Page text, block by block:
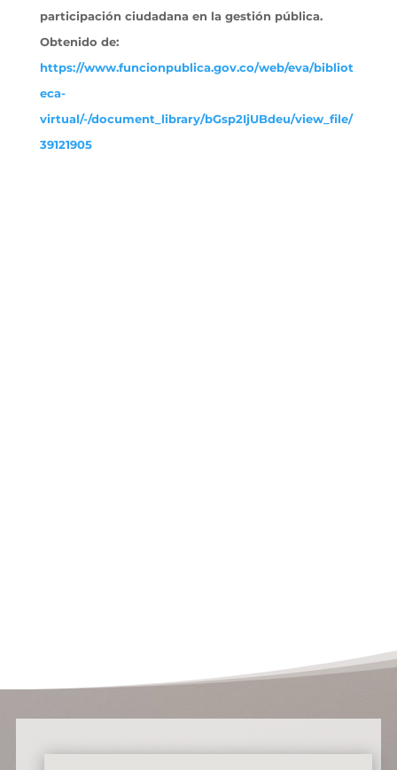
participación ciudadana en la gestión pública.
Obtenido de:
https://www.funcionpublica.gov.co/web/eva/bibliot
eca-
virtual/-/document_library/bGsp2IjUBdeu/view_file/
39121905